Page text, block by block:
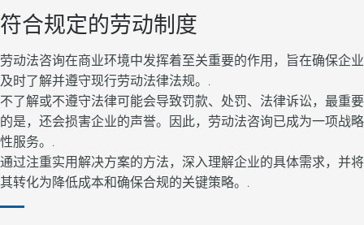
符合规定的劳动制度
劳动法咨询在商业环境中发挥着至关重要的作用，旨在确保企业
及时了解并遵守现行劳动法律法规。.
不了解或不遵守法律可能会导致罚款、处罚、法律诉讼，最重要
的是，还会损害企业的声誉。因此，劳动法咨询已成为一项战略
性服务。.
通过注重实用解决方案的方法，深入理解企业的具体需求，并将
其转化为降低成本和确保合规的关键策略。.